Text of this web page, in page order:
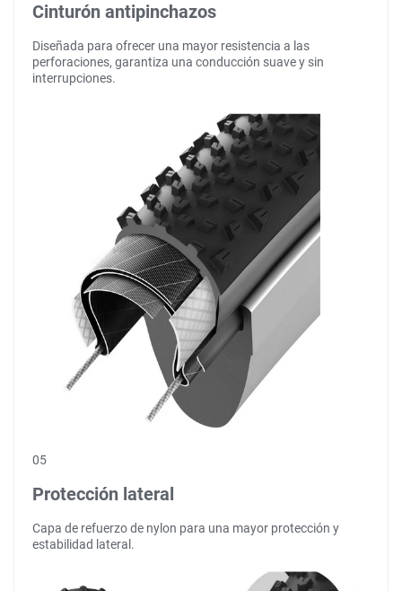
Cinturón antipinchazos
Diseñada para ofrecer una mayor resistencia a las
perforaciones, garantiza una conducción suave y sin
interrupciones.
05
Protección lateral
Capa de refuerzo de nylon para una mayor protección y
estabilidad lateral.